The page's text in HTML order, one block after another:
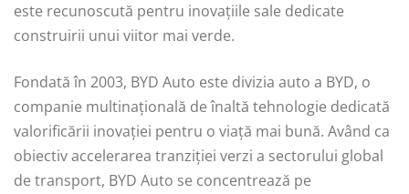
este recunoscută pentru inovațiile sale dedicate
construirii unui viitor mai verde.
Fondată în 2003, BYD Auto este divizia auto a BYD, o
companie multinațională de înaltă tehnologie dedicată
valorificării inovației pentru o viață mai bună. Având ca
obiectiv accelerarea tranziției verzi a sectorului global
de transport, BYD Auto se concentrează pe